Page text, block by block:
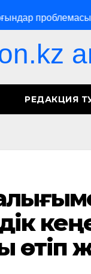
проблемасы
РЕДАКЦИЯ
өтіп